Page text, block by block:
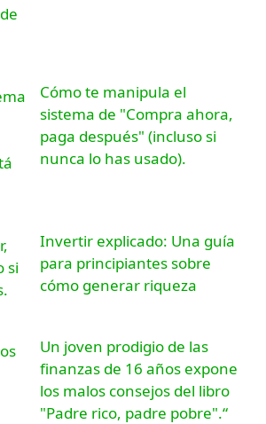
Cómo te manipula el
sistema de "Compra ahora,
paga después" (incluso si
nunca lo has usado).
Invertir explicado: Una guía
para principiantes sobre
cómo generar riqueza
Un joven prodigio de las
finanzas de 16 años expone
los malos consejos del libro
"Padre rico, padre pobre".“